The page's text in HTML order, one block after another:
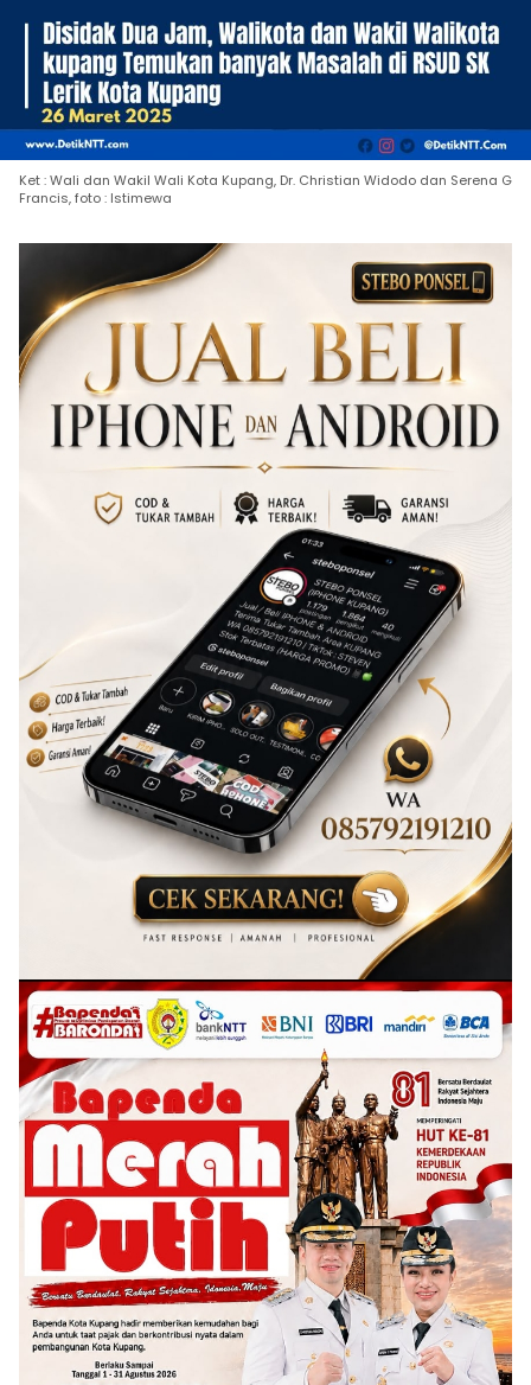
Ket : Wali dan Wakil Wali Kota Kupang, Dr. Christian Widodo dan Serena G
Francis, foto : Istimewa